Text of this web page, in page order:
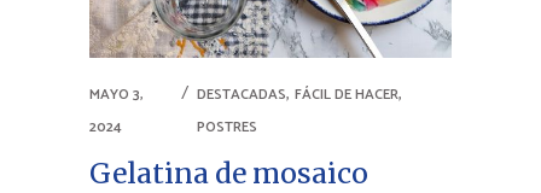
MAYO 3,
2024
DESTACADAS, FÁCIL DE HACER,
POSTRES
Gelatina de mosaico